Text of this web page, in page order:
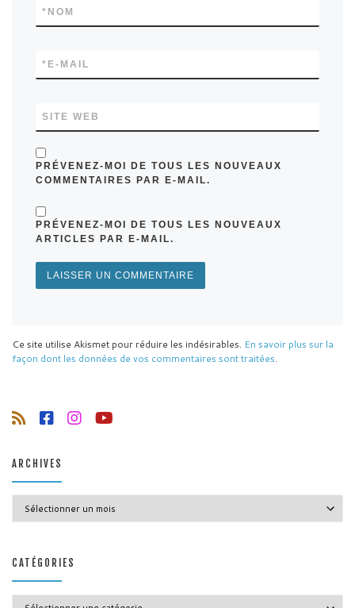
NOM
*
E-MAIL
*
SITE WEB
PRÉVENEZ-MOI DE TOUS LES NOUVEAUX
COMMENTAIRES PAR E-MAIL.
PRÉVENEZ-MOI DE TOUS LES NOUVEAUX
ARTICLES PAR E-MAIL.
Ce site utilise Akismet pour réduire les indésirables. En savoir plus sur la
façon dont les données de vos commentaires sont traitées.
ARCHIVES
CATÉGORIES